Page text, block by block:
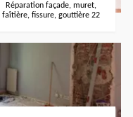
Réparation façade, muret,
faîtière, fissure, gouttière 22